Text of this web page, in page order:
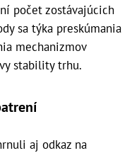
počet zostávajúcich
sa týka preskúmania
mechanizmov
stability trhu.
aj odkaz na